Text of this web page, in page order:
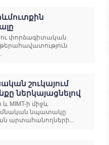
ու փորձագիտական
շուկայում
ներկայացնելով
և MIMT-ի միջև
նպատակը
արտահանողների...